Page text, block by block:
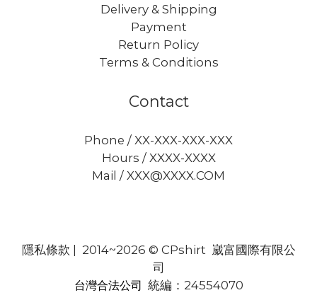
Delivery & Shipping
Payment
Return Policy
Terms & Conditions
Contact
Phone / XX-XXX-XXX-XXX
Hours / XXXX-XXXX
Mail / XXX@XXXX.COM
隱私條款 | 2014~2026 © CPshirt 崴富國際有限公
司
台灣合法公司 統編：24554070